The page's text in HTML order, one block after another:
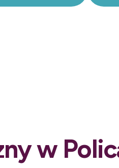
w